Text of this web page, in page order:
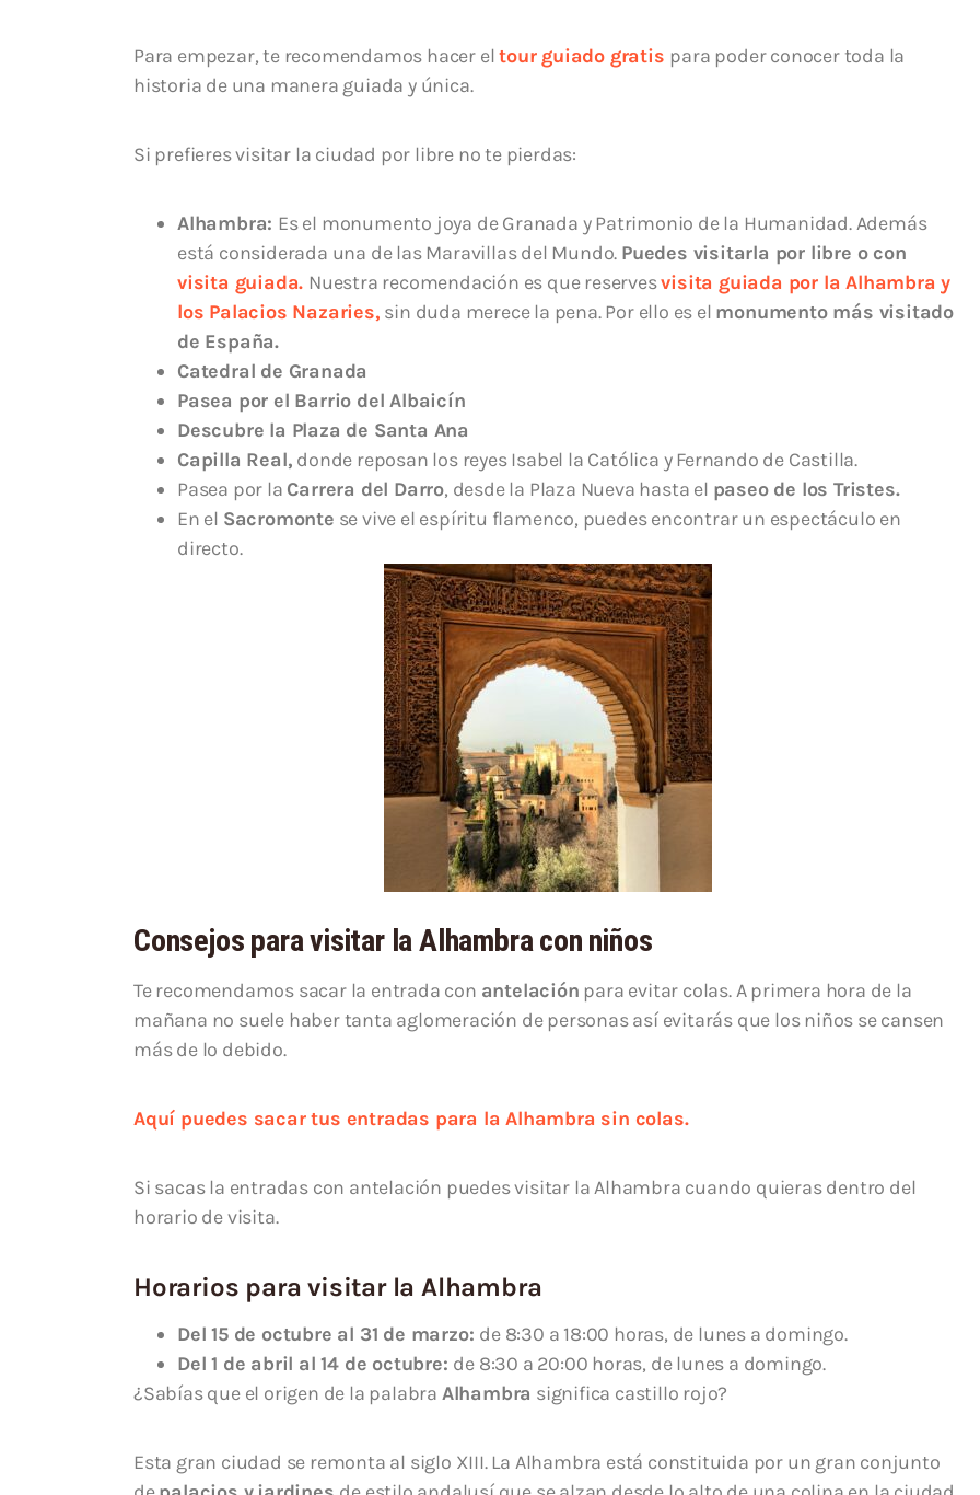
Para empezar, te recomendamos hacer eltour guiado gratis para poder conocer toda la
historia de una manera guiada y única.
Si prefieres visitar la ciudad por libre no te pierdas:
Alhambra: Es el monumento joya de Granada y Patrimonio de la Humanidad. Además
está considerada una de las Maravillas del Mundo. Puedes visitarla por libre o con
visita guiada. Nuestra recomendación es que reservesvisita guiada por la Alhambra y
los Palacios Nazaries, sin duda merece la pena. Por ello es el monumento más visitado
de España.
Catedral de Granada
Pasea por el Barrio del Albaicín
Descubre la Plaza de Santa Ana
Capilla Real, donde reposan los reyes Isabel la Católica y Fernando de Castilla.
Pasea por la Carrera del Darro, desde la Plaza Nueva hasta el paseo de los Tristes.
En el Sacromonte se vive el espíritu flamenco, puedes encontrar un espectáculo en
directo.
Consejos para visitar la Alhambra con niños
Te recomendamos sacar la entrada con antelación para evitar colas. A primera hora de la
mañana no suele haber tanta aglomeración de personas así evitarás que los niños se cansen
más de lo debido.
Aquí puedes sacar tus entradas para la Alhambra sin colas.
Si sacas la entradas con antelación puedes visitar la Alhambra cuando quieras dentro del
horario de visita.
Horarios para visitar la Alhambra
Del 15 de octubre al 31 de marzo: de 8:30 a 18:00 horas, de lunes a domingo.
Del 1 de abril al 14 de octubre: de 8:30 a 20:00 horas, de lunes a domingo.
¿Sabías que el origen de la palabra Alhambra significa castillo rojo?
Esta gran ciudad se remonta al siglo XIII. La Alhambra está constituida por un gran conjunto